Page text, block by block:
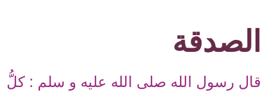
الصدقة
قال رسول الله صلى الله عليه و سلم : كلُّ